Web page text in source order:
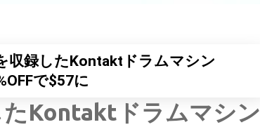
収録したKontaktドラムマシン
で$57に
Kontaktドラムマシン